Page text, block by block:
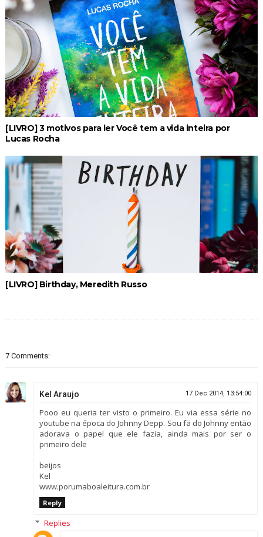
[LIVRO] 3 motivos para ler Você tem a vida inteira por
Lucas Rocha
[LIVRO] Birthday, Meredith Russo
7 Comments:
Kel Araujo 17 Dec 2014, 13:54:00
Pooo eu queria ter visto o primeiro. Eu via essa série no
youtube na época do Johnny Depp. Sou fã do Johnny então
adorava o papel que ele fazia, ainda mais por ser o
primeiro dele
beijos
Kel
www.porumaboaleitura.com.br
Reply
Replies